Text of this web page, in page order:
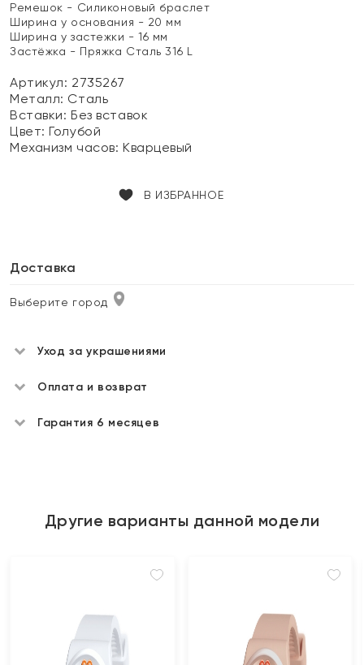
Ремешок - Силиконовый браслет
Ширина у основания - 20 мм
Ширина у застежки - 16 мм
Застёжка - Пряжка Сталь 316 L
Артикул: 2735267
Металл: Сталь
Вставки:Без вставок
Цвет:Голубой
Механизм часов: Кварцевый
В ИЗБРАННОЕ
Доставка
Выберите город
Уход за украшениями
Оплата и возврат
Гарантия 6 месяцев
Другие варианты данной модели